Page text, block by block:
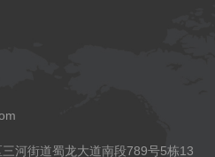
、准确、覆盖主营业务
可以随时通过变更登记
因此，首次填报不必过
限责任”保护，是现代社
，能有效防范创业风险
则不应为了税负上可能
区。这不仅能享精准的
委会： 在决策前，主
投资促进局（或企业服
创始人控股的企业，可
保护小股东权益。 分红
强制分红、分红比例，避
供代理记账、报税、政
必须确保托管机构提
有效的，能够签收法律
头约定，章程套用模板
、分红机制、退出方式
盈利后易产生利益纠
即问： 在申请时，可
册之初就审慎规划，确保
无形资产，需精心维
要求。
司行稳致远。 权力：
签字对公司具有法律约
风险： 民事责任： 因
的财产按股东出资比例
股东会确认。 办理注销
登记。同时，还需办理
得科学与技术新知识，
术新知识，或实质性改
系统性活动。 三、快速
河街道蜀龙大道南段789号5栋13